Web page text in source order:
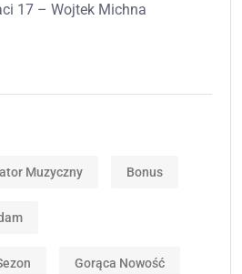
17 – Wojtek Michna
Muzyczny Bonus
Gorąca Nowość